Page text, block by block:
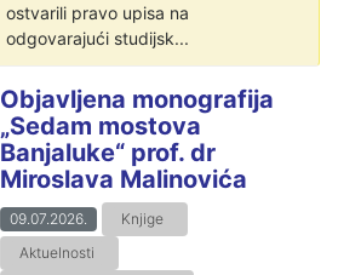
ostvarili pravo upisa na
odgovarajući studijsk...
Objavljena monografija
„Sedam mostova
Banjaluke“ prof. dr
Miroslava Malinovića
09.07.2026.
Knjige
Aktuelnosti